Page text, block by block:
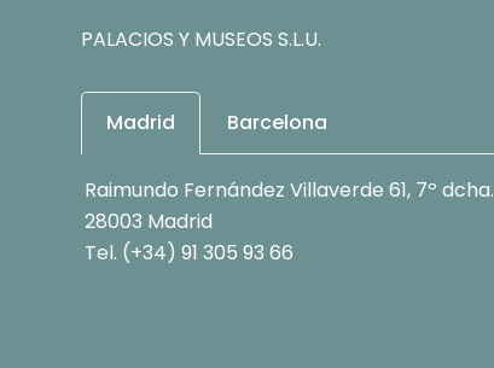
PALACIOS Y MUSEOS S.L.U.
Madrid Barcelona
Raimundo Fernández Villaverde 61, 7º dcha.
28003 Madrid
Tel. (+34) 91 305 93 66